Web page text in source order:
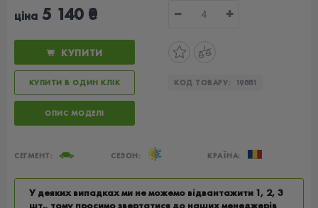
ціна 5 140 ₴ − +
КУПИТИ
КУПИТИ В ОДИН КЛІК КОД ТОВАРУ: 19881
ОПИС МОДЕЛІ
СЕГМЕНТ: СЕЗОН: КРАЇНА:
У деяких випадках ми не можемо відвантажити 1, 2, 3
шт., тому просимо звертатися до наших менеджерів